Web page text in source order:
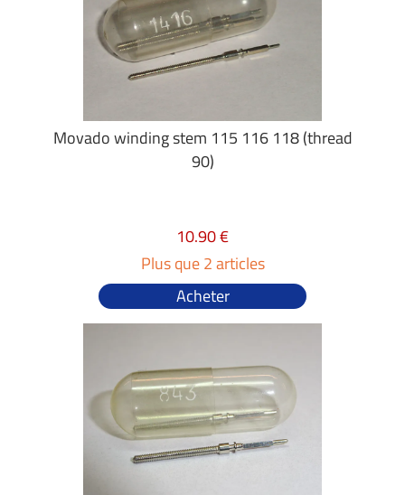
Movado winding stem 115 116 118 (thread
90)
10.90 €
Plus que 2 articles
Acheter